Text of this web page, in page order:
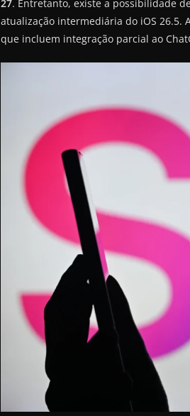
27. Entretanto, existe a possibilidade
atualização intermediária do iOS 26.5.
que incluem integração parcial ao